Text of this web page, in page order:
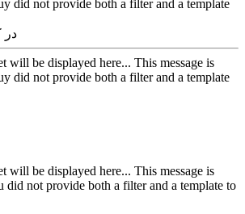
did not provide both a filter and a template
در
will be displayed here... This message is
did not provide both a filter and a template
will be displayed here... This message is
did not provide both a filter and a template to